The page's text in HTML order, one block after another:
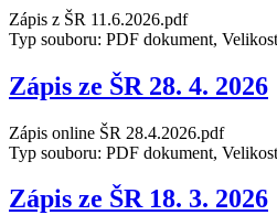
Zápis z ŠR 11.6.2026.pdf
Typ souboru: PDF dokument,
Zápis ze ŠR 28. 4. 2026
Zápis online ŠR 28.4.2026.pdf
Typ souboru: PDF dokument,
Zápis ze ŠR 18. 3. 2026